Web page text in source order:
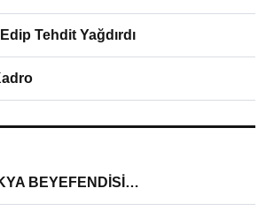
Tehdit Yağdırdı
BEYEFENDİSİ…